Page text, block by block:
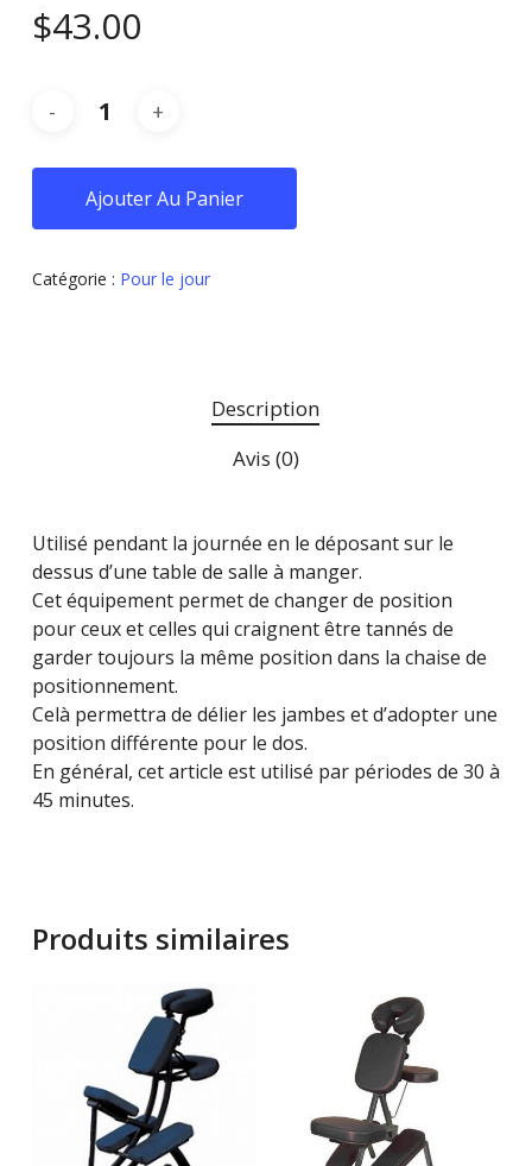
$43.00
Ajouter Au Panier
Catégorie : Pour le jour
Description
Avis (0)
Utilisé pendant la journée en le déposant sur le
dessus d’une table de salle à manger.
Cet équipement permet de changer de position
pour ceux et celles qui craignent être tannés de
garder toujours la même position dans la chaise de
positionnement.
Celà permettra de délier les jambes et d’adopter une
position différente pour le dos.
En général, cet article est utilisé par périodes de 30 à
45 minutes.
Produits similaires